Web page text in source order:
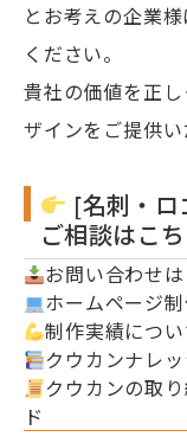
とお考えの企業
ください。
貴社の価値を正
ザインをご提供い
[名刺・ロ
ご相談はこ
お問い合わせ
ホームページ
制作実績につい
クウカンナレ
クウカンの取
ド